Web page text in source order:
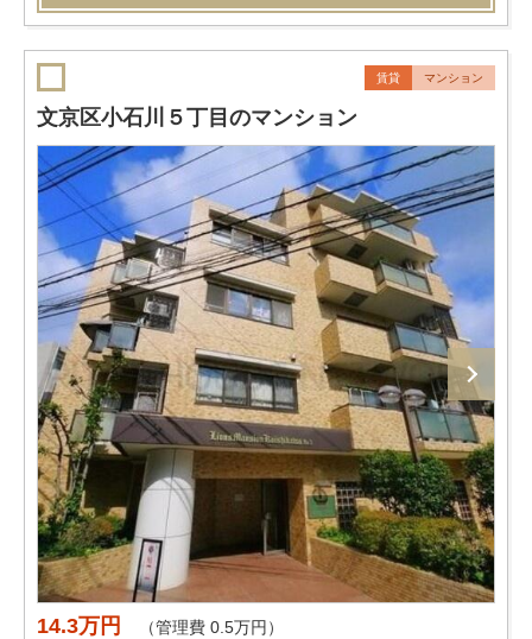
賃貸 マンション
文京区小石川５丁目のマンション
14.3万円 （管理費 0.5万円）